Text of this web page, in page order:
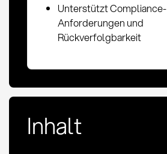
Unterstützt Compliance-
Anforderungen und
Rückverfolgbarkeit
Inhalt